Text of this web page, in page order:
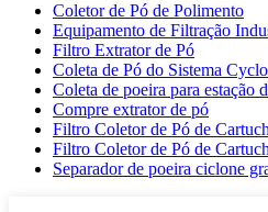
Coletor de Pó de Polimento
Equipamento de Filtração
Filtro Extrator de Pó
Coleta de Pó do Sistema
Coleta de poeira para estação
Compre extrator de pó
Filtro Coletor de Pó de
Filtro Coletor de Pó de
Separador de poeira ciclone